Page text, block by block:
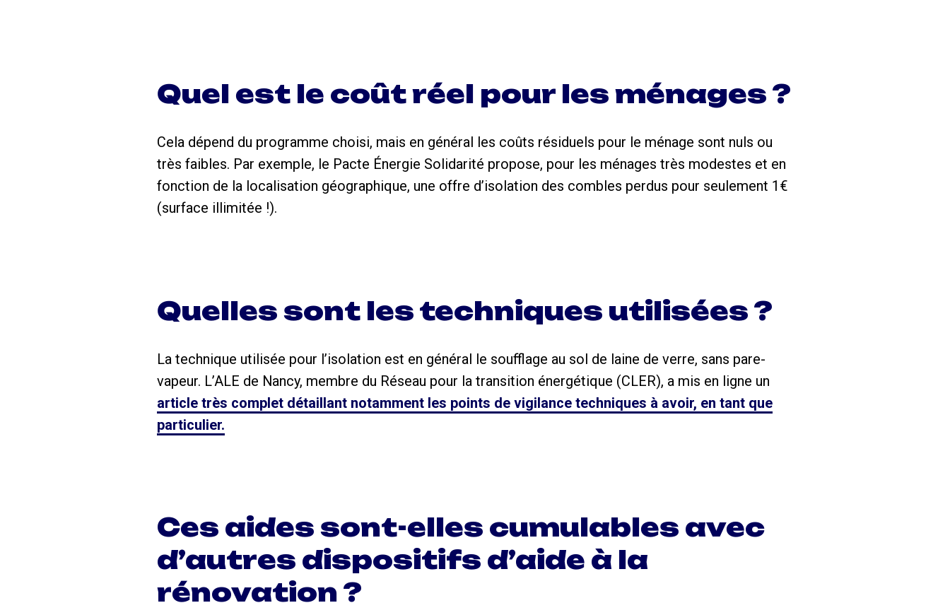
Quel est le coût réel pour les ménages ?
Cela dépend du programme choisi, mais en général les coûts résiduels pour le ménage sont nuls ou
très faibles. Par exemple, le Pacte Énergie Solidarité propose, pour les ménages très modestes et en
fonction de la localisation géographique, une offre d’isolation des combles perdus pour seulement 1€
(surface illimitée !).
Quelles sont les techniques utilisées ?
La technique utilisée pour l’isolation est en général le soufflage au sol de laine de verre, sans pare-
vapeur. L’ALE de Nancy, membre du Réseau pour la transition énergétique (CLER), a mis en ligne un
article très complet détaillant notamment les points de vigilance techniques à avoir, en tant que
particulier.
Ces aides sont-elles cumulables avec
d’autres dispositifs d’aide à la
rénovation ?